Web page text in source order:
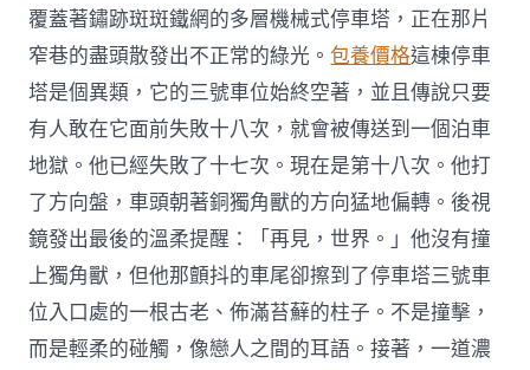
覆蓋著鏽跡斑斑鐵網的多層機械式停車塔，正在那片
窄巷的盡頭散發出不正常的綠光。包養價格這棟停車
塔是個異類，它的三號車位始終空著，並且傳說只要
有人敢在它面前失敗十八次，就會被傳送到一個泊車
地獄。他已經失敗了十七次。現在是第十八次。他打
了方向盤，車頭朝著銅獨角獸的方向猛地偏轉。後視
鏡發出最後的溫柔提醒：「再見，世界。」他沒有撞
上獨角獸，但他那顫抖的車尾卻擦到了停車塔三號車
位入口處的一根古老、佈滿苔蘚的柱子。不是撞擊，
而是輕柔的碰觸，像戀人之間的耳語。接著，一道濃